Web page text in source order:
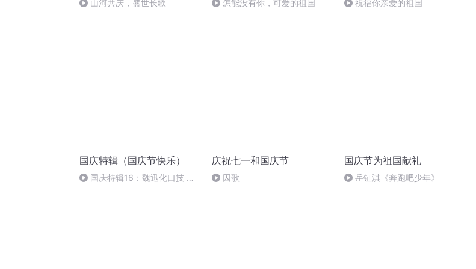
山河共庆，盛世长歌 怎能没有你，可爱的祖国 祝福你亲爱的祖国
国庆特辑（国庆节快乐）
国庆特辑16：魏迅化口技 二
庆祝七一和国庆节
囚歌
国庆节为祖国献礼
岳钲淇《奔跑吧少年》